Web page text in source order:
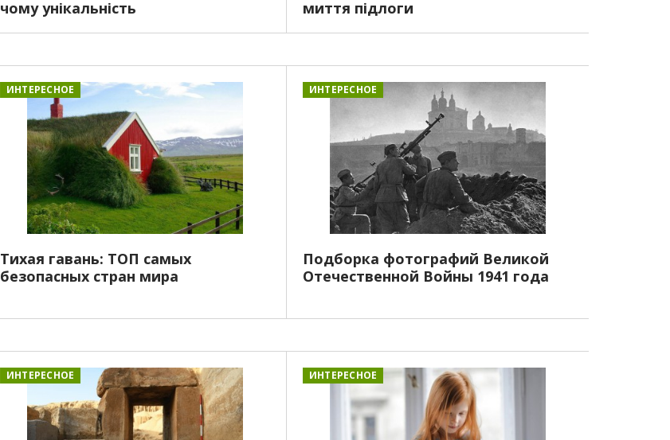
чому унікальність
миття підлоги
ИНТЕРЕСНОЕ
Тихая гавань: ТОП самых
безопасных стран мира
ИНТЕРЕСНОЕ
Подборка фотографий Великой
Отечественной Войны 1941 года
ИНТЕРЕСНОЕ ИНТЕРЕСНОЕ